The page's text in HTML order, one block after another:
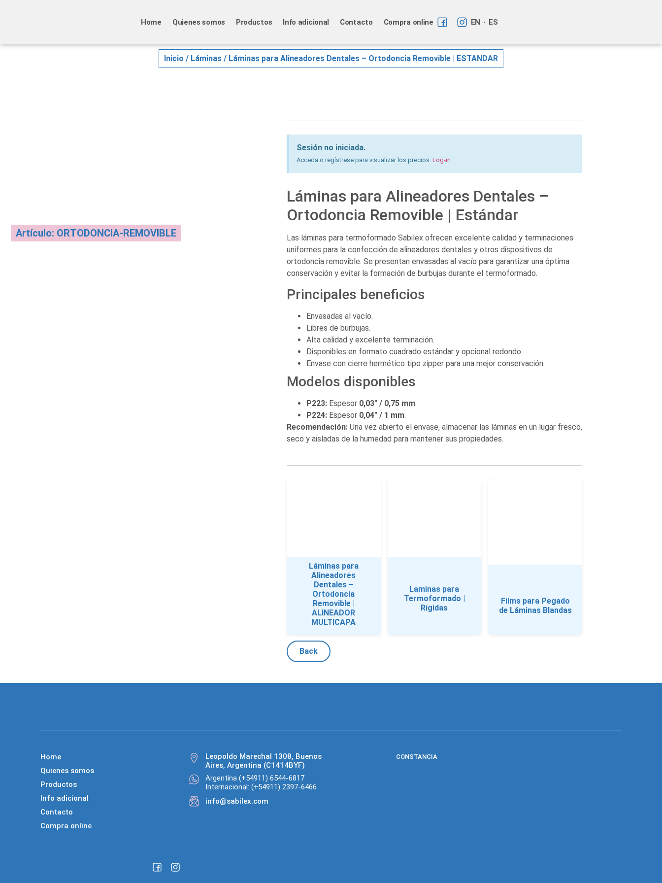
Home Quienes somos Productos Info adicional Contacto Compra online EN ES
Inicio / Láminas / Láminas para Alineadores Dentales – Ortodoncia Removible | ESTANDAR
Artículo: ORTODONCIA-REMOVIBLE
Sesión no iniciada.
Acceda o regístrese para visualizar los precios. Log-in
Láminas para Alineadores Dentales –
Ortodoncia Removible | Estándar
Las láminas para termoformado Sabilex ofrecen excelente calidad y terminaciones
uniformes para la confección de alineadores dentales y otros dispositivos de
ortodoncia removible. Se presentan envasadas al vacío para garantizar una óptima
conservación y evitar la formación de burbujas durante el termoformado.
Principales beneficios
Envasadas al vacío.
Libres de burbujas.
Alta calidad y excelente terminación.
Disponibles en formato cuadrado estándar y opcional redondo.
Envase con cierre hermético tipo zipper para una mejor conservación.
Modelos disponibles
P223: Espesor 0,03″ / 0,75 mm.
P224: Espesor 0,04″ / 1 mm.
Recomendación: Una vez abierto el envase, almacenar las láminas en un lugar fresco,
seco y aisladas de la humedad para mantener sus propiedades.
Láminas para
Alineadores
Dentales –
Ortodoncia
Removible |
ALINEADOR
MULTICAPA
Laminas para
Termoformado |
Rígidas
Films para Pegado
de Láminas Blandas
Back
Home
Quienes somos
Productos
Info adicional
Contacto
Compra online
Leopoldo Marechal 1308, Buenos
Aires, Argentina (C1414BYF)
Argentina (+54911) 6544-6817
Internacional: (+54911) 2397-6466
info@sabilex.com
CONSTANCIA